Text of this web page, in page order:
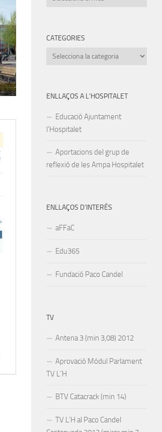
CATEGORIES
Categories
ENLLAÇOS A L’HOSPITALET
Educació Ajuntament
l’Hospitalet
Aportacions del grup de
reflexió de les Ampa Hospitalet
ENLLAÇOS D’INTERÉS
aFFaC
Edu365
Fundació Paco Candel
TV
Antena 3 (min 3,08) 2012
Aprovació Módul Parlament
TV L´H
BTV Catacrack (min 14)
TV L’H al Paco Candel